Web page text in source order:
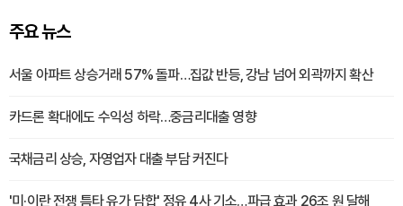
주요 뉴스
서울 아파트 상승거래 57% 돌파…집값 반등, 강남 넘어 외곽까지 확산
카드론 확대에도 수익성 하락…중금리대출 영향
국채금리 상승, 자영업자 대출 부담 커진다
'미·이란 전쟁 틈타 유가 담합' 정유 4사 기소…파급 효과 26조 원 달해